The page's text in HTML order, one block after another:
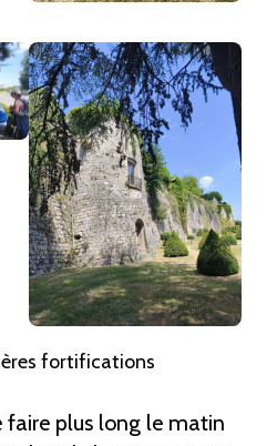
fortifications
faire plus long le matin